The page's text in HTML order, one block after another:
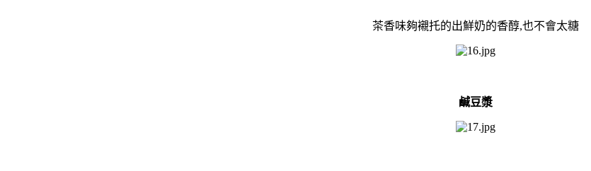
茶香味夠襯托的出鮮奶的香醇,也不會太糖
鹹豆漿